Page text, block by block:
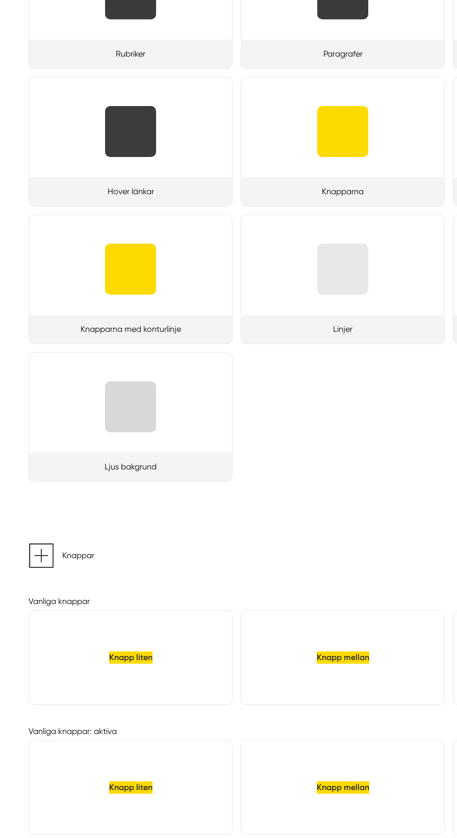
Rubriker Paragrafer
Hover länkar Knapparna
Knapparna med konturlinje Linjer
Ljus bakgrund
Knappar
Vanliga knappar
Knapp liten Knapp mellan
Vanliga knappar: aktiva
Knapp liten Knapp mellan